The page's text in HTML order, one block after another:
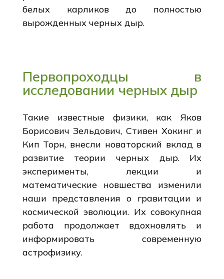
белых карликов до полностью
вырожденных черных дыр.
Первопроходцы в
исследовании черных дыр
Такие известные физики, как Яков
Борисович Зельдович, Стивен Хокинг и
Кип Торн, внесли новаторский вклад в
развитие теории черных дыр. Их
эксперименты, лекции и
математические новшества изменили
наши представления о гравитации и
космической эволюции. Их совокупная
работа продолжает вдохновлять и
информировать современную
астрофизику.